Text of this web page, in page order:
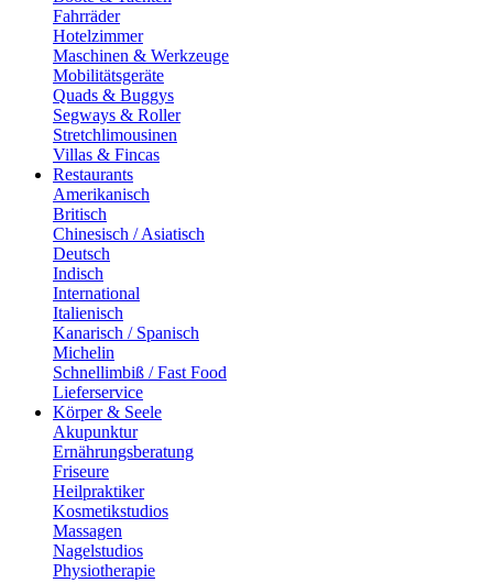
Fahrräder
Hotelzimmer
Maschinen & Werkzeuge
Mobilitätsgeräte
Quads & Buggys
Segways & Roller
Stretchlimousinen
Villas & Fincas
Restaurants
Amerikanisch
Britisch
Chinesisch / Asiatisch
Deutsch
Indisch
International
Italienisch
Kanarisch / Spanisch
Michelin
Schnellimbiß / Fast Food
Lieferservice
Körper & Seele
Akupunktur
Ernährungsberatung
Friseure
Heilpraktiker
Kosmetikstudios
Massagen
Nagelstudios
Physiotherapie